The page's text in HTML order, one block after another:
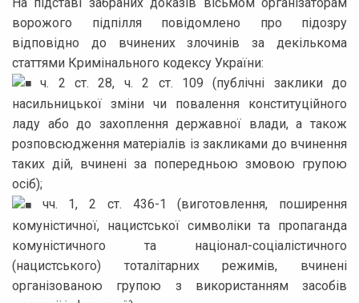
ворожого підпілля повідомлено про підозру
відповідно до вчинених злочинів за декількома
статтями Кримінального кодексу України:
ч. 2 ст. 28, ч. 2 ст. 109 (публічні заклики до
насильницької зміни чи повалення конституційного
ладу або до захоплення державної влади, а також
розповсюдження матеріалів із закликами до вчинення
таких дій, вчинені за попередньою змовою групою
осіб);
чч. 1, 2 ст. 436-1 (виготовлення, поширення
комуністичної, нацистської символіки та пропаганда
комуністичного та націонал-соціалістичного
(нацистського) тоталітарних режимів, вчинені
організованою групою з використанням засобів